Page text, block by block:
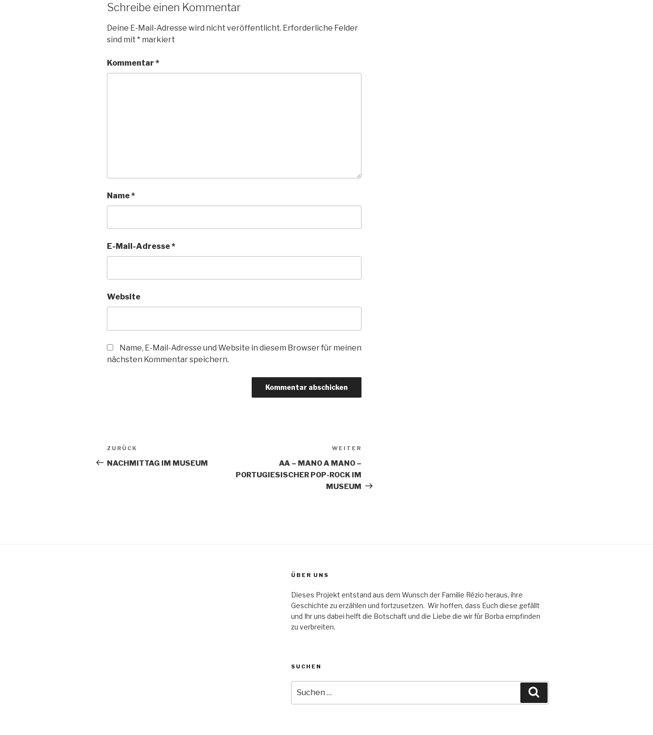
Schreibe einen Kommentar
Deine E-Mail-Adresse wird nicht veröffentlicht. Erforderliche Felder
sind mit * markiert
Kommentar *
Name*
E-Mail-Adresse*
Website
Name, E-Mail-Adresse und Website in diesem Browser für meinen
nächsten Kommentar speichern.
Beitragsnavigation
Vorheriger
Beitrag
ZURÜCK
NACHMITTAG IM MUSEUM
WEITER
AA – MANO A MANO –
PORTUGIESISCHER POP-ROCK IM
MUSEUM
ÜBER UNS
Dieses Projekt entstand aus dem Wunsch der Familie Rézio heraus, ihre
Geschichte zu erzählen und fortzusetzen. Wir hoffen, dass Euch diese gefällt
und Ihr uns dabei helft die Botschaft und die Liebe die wir für Borba empfinden
zu verbreiten.
SUCHEN
nach: